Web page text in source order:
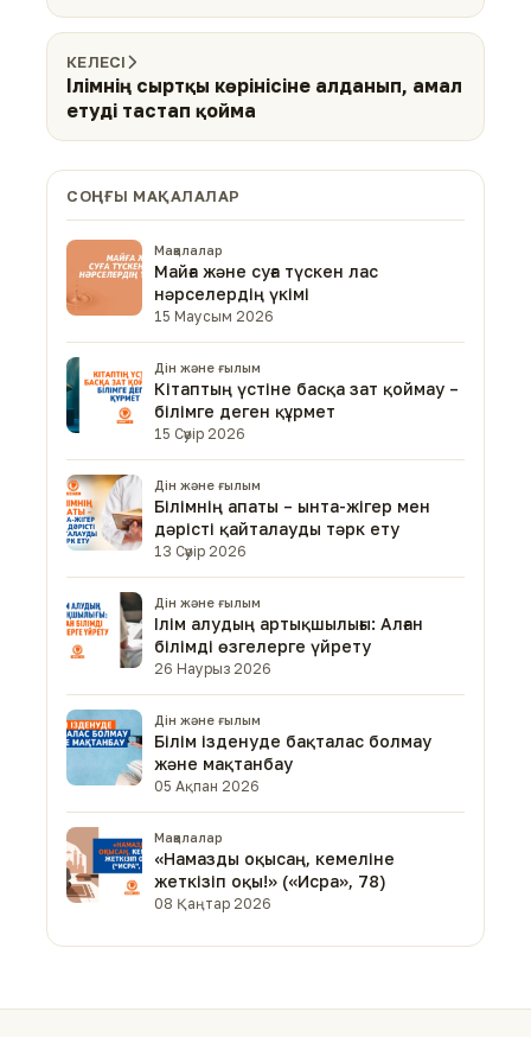
КЕЛЕСІ
Ілімнің сыртқы көрінісіне алданып, амал
етуді тастап қойма
СОҢҒЫ МАҚАЛАЛАР
Мақалалар
Майға және суға түскен лас
нәрселердің үкімі
15 Маусым 2026
Дін және ғылым
Кітаптың үстіне басқа зат қоймау –
білімге деген құрмет
15 Сәуір 2026
Дін және ғылым
Білімнің апаты – ынта-жігер мен
дәрісті қайталауды тәрк ету
13 Сәуір 2026
Дін және ғылым
Ілім алудың артықшылығы: Алған
білімді өзгелерге үйрету
26 Наурыз 2026
Дін және ғылым
Білім ізденуде бақталас болмау
және мақтанбау
05 Ақпан 2026
Мақалалар
«Намазды оқысаң, кемеліне
жеткізіп оқы!» («Исра», 78)
08 Қаңтар 2026